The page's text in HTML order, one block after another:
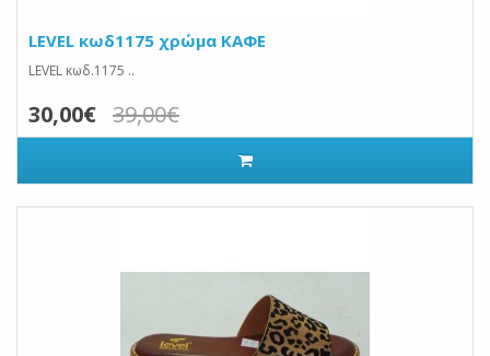
LEVEL κωδ1175 χρώμα ΚΑΦΕ
LEVEL κωδ.1175 ..
30,00€ 39,00€